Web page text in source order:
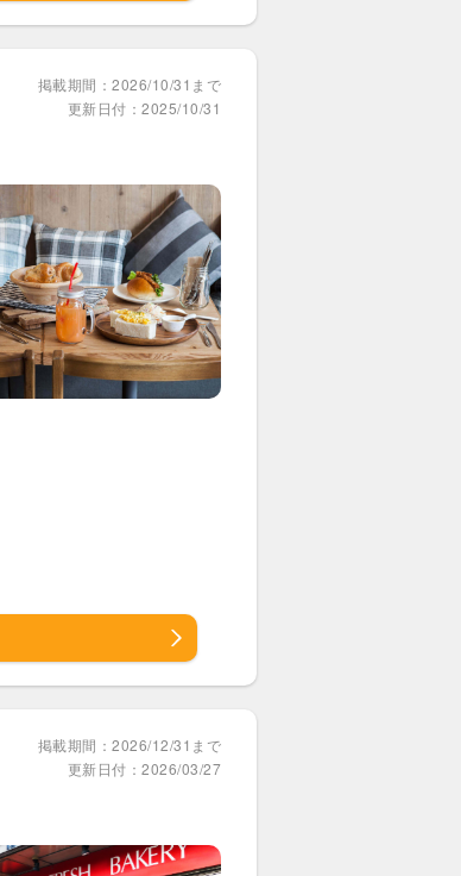
掲載期間：2026/10/31まで
更新日付：2025/10/31
掲載期間：2026/12/31まで
更新日付：2026/03/27